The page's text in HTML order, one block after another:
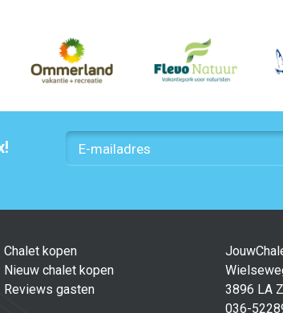
Chalet kopen
Nieuw chalet kopen
Reviews gasten
3896 LA
036-